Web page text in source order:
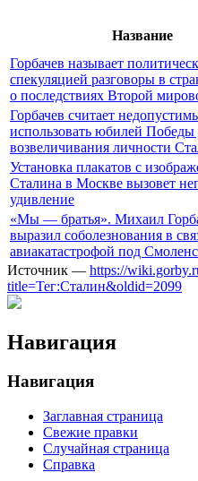
Название
Горбачев называет
спекуляцией разговоры в
о последствиях Второй
Горбачев считает
использовать юбилей Победы
возвеличивания личности
Установка плакатов с
Сталина в Москве вызовет
удивление
«Мы — братья». Михаил
выразил соболезнования в
авиакатастрофой под
Источник — https://
title=Тег:Сталин&oldid=2099
Навигация
Навигация
Заглавная страница
Свежие правки
Случайная страница
Справка